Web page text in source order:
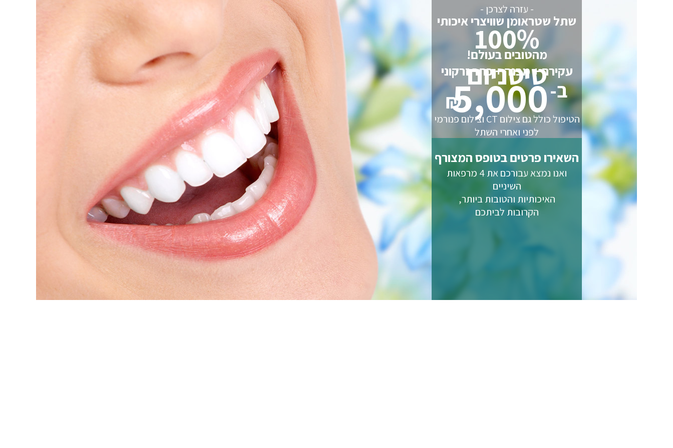
השאירו פרטים בטופס המצורף
ואנו נמצא עבורכםאת 4 מרפאות
האיכותיות והטובות ביותר,
הקרובות לביתכם
ב-5,000 ₪
שתל שטראומן שוויצרי איכותי
100% טיטניום - מהטובים בעולם
עקירה + מבנה + כתר זרקוני
בלבד
שתל שטראומן שוויצרי איכותי
5,000ב- ₪
מהטובים בעולם!
100%
טיטניום
עקירה + מבנה + כתר זרקוני
הטיפול כולל גם צילום CT וצילום פנורמי
לפני ואחרי השתל
השאירו פרטים בטופס המצורף
ואנו נמצא עבורכם את 4 מרפאות
השיניים
האיכותיות והטובות ביותר,
הקרובות לביתכם
- עזרה לצרכן -